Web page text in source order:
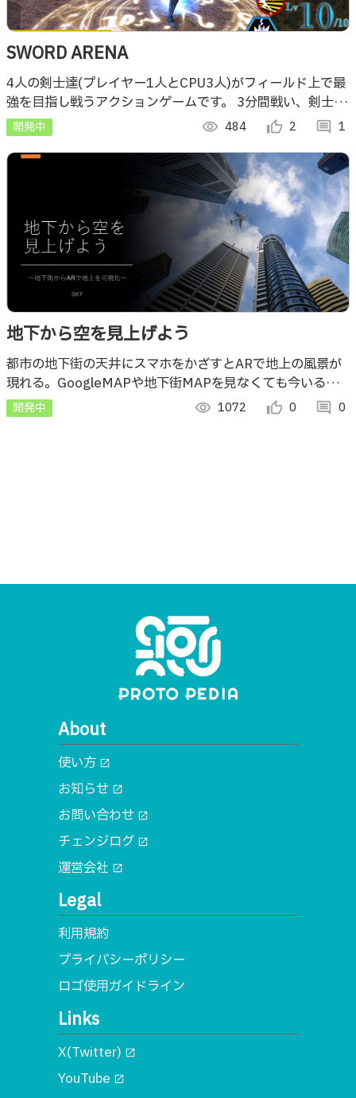
SWORD ARENA
4人の剣士達(プレイヤー1人とCPU3人)がフィールド上で最
強を目指し戦うアクションゲームです。 3分間戦い、剣士を
倒すことで手に入るポイントを一番多く獲得できた人が勝利
となります。
開発中 visibility 484 thumb_up_alt 2 comment 1
地下から空を見上げよう
都市の地下街の天井にスマホをかざすとARで地上の風景が
現れる。GoogleMAPや地下街MAPを見なくても今いる場
所が視覚的にわかる。
開発中 visibility 1072 thumb_up_alt 0 comment 0
About
使い方 open_in_new
お知らせ open_in_new
お問い合わせ open_in_new
チェンジログ open_in_new
運営会社 open_in_new
Legal
利用規約
プライバシーポリシー
ロゴ使用ガイドライン
Links
X(Twitter) open_in_new
YouTube open_in_new